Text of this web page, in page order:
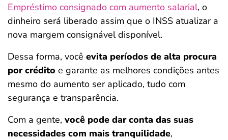
Empréstimo consignado com aumento salarial, o
dinheiro será liberado assim que o INSS atualizar a
nova margem consignável disponível.
Dessa forma, você evita períodos de alta procura
por crédito e garante as melhores condições antes
mesmo do aumento ser aplicado, tudo com
segurança e transparência.
Com a gente, você pode dar conta das suas
necessidades com mais tranquilidade,